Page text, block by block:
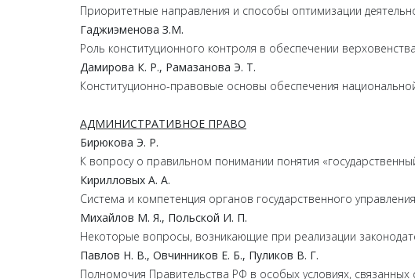
Приоритетные направления и способы оптимизации
Гаджиэменова З.М.
Роль конституционного контроля в обеспечении
Дамирова К. Р., Рамазанова Э. Т.
Конституционно-правовые основы обеспечения
АДМИНИСТРАТИВНОЕ ПРАВО
Бирюкова Э. Р.
К вопросу о правильном понимании понятия
Кирилловых А. А.
Система и компетенция органов государственного
Михайлов М. Я., Польской И. П.
Некоторые вопросы, возникающие при реализации
Павлов Н. В., Овчинников Е. Б., Пуликов В. Г.
Полномочия Правительства РФ в особых условиях, связанных